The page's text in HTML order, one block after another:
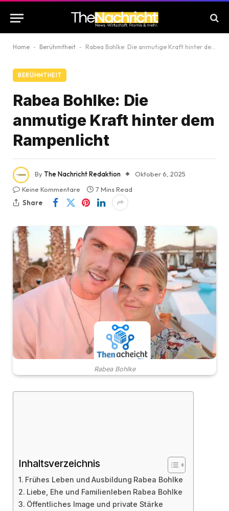
Home - Berühmtheit - Rabea Bohlke: Die anmutige Kraft hinter dem Rampenlicht
BERÜHMTHEIT
Rabea Bohlke: Die
anmutige Kraft hinter dem
Rampenlicht
ByThe Nachricht Redaktion
Oktober 6, 2025
Keine Kommentare
7 Mins Read
Share
Rabea Bohlke
Inhaltsverzeichnis
Frühes Leben und Ausbildung Rabea Bohlke
Liebe, Ehe und Familienleben Rabea Bohlke
Öffentliches Image und private Stärke